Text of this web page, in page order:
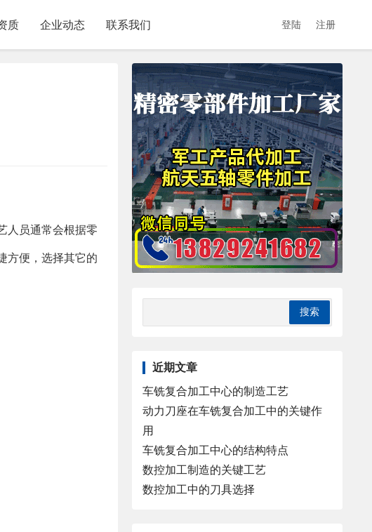
质 企业动态 联系我们 登陆 注册
人员通常会根据零
方便，选择其它的
近期文章
车铣复合加工中心的制造工艺
动力刀座在车铣复合加工中的关键作
用
车铣复合加工中心的结构特点
数控加工制造的关键工艺
数控加工中的刀具选择